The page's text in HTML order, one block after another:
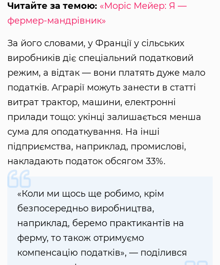
Читайте за темою: «Моріс Мейер: Я —
фермер-мандрівник»
За його словами, у Франції у сільських
виробників діє спеціальний податковий
режим, а відтак — вони платять дуже мало
податків. Аграрії можуть занести в статті
витрат трактор, машини, електронні
прилади тощо: укінці залишається менша
сума для оподаткування. На інші
підприємства, наприклад, промислові,
накладають податок обсягом 33%.
«Коли ми щось ще робимо, крім
безпосередньо виробництва,
наприклад, беремо практикантів на
ферму, то також отримуємо
компенсацію податків», — поділився